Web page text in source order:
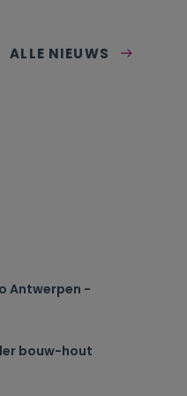
ALLE NIEUWS
Antwerpen -
bouw-hout